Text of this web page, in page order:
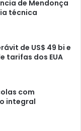
de Mendonça
técnica
de US$ 49 bi e
tarifas dos EUA
com
integral